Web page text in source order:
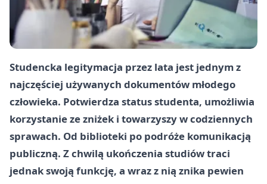
Studencka legitymacja przez lata jest jednym z
najczęściej używanych dokumentów młodego
człowieka. Potwierdza status studenta, umożliwia
korzystanie ze zniżek i towarzyszy w codziennych
sprawach. Od biblioteki po podróże komunikacją
publiczną. Z chwilą ukończenia studiów traci
jednak swoją funkcję, a wraz z nią znika pewien